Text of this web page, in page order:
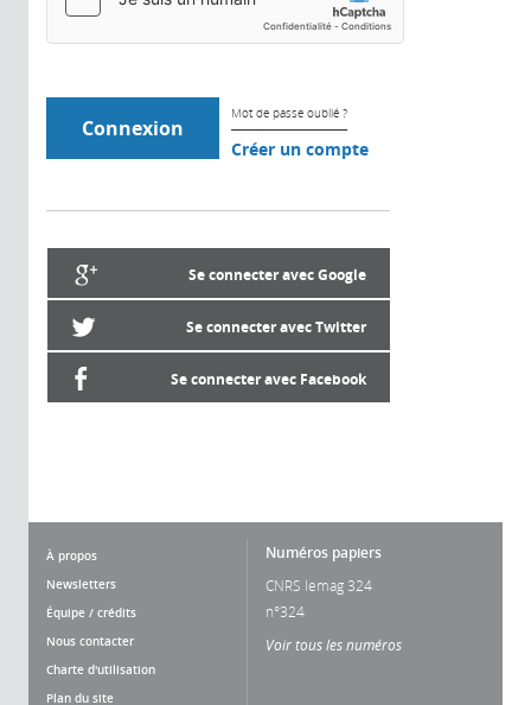
Mot de passe oublié ?
Créer un compte
Se connecter avec Google
Se connecter avec Twitter
Se connecter avec Facebook
À propos
Newsletters
Équipe / crédits
Nous contacter
Charte d'utilisation
Plan du site
Numéros papiers
CNRS lemag 324
n°324
Voir tous les numéros